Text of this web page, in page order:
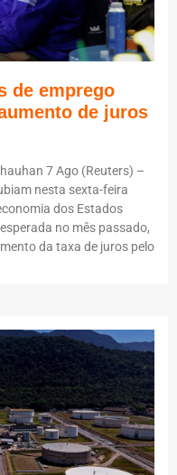
de emprego
de juros
7 Ago (Reuters) –
nesta sexta-feira
dos Estados
no mês passado,
da taxa de juros pelo